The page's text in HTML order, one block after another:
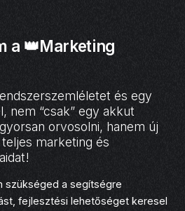
a 👑Marketing
és egy
nem “csak” egy akkut
orvosolni, hanem új
marketing és
szükséged a segítségre
fejlesztési lehetőséget keresel